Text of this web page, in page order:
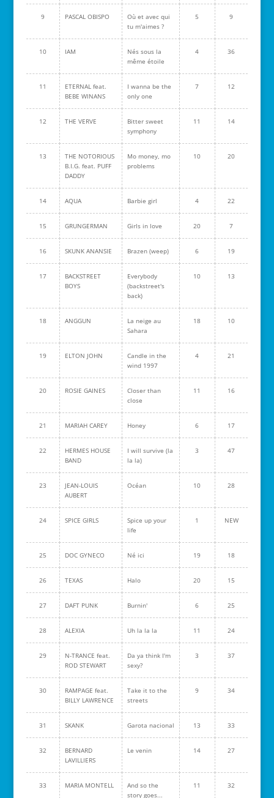
9 PASCAL OBISPO
Où et avec qui
tu m'aimes ?
5 9
10 IAM
Nés sous la
même étoile
4 36
11
ETERNAL feat.
BEBE WINANS
I wanna be the
only one
7 12
12 THE VERVE
Bitter sweet
symphony
11 14
13
THE NOTORIOUS
B.I.G. feat. PUFF
DADDY
Mo money, mo
problems
10 20
14 AQUA Barbie girl 4 22
15 GRUNGERMAN Girls in love 20 7
16 SKUNK ANANSIE Brazen (weep) 6 19
17
BACKSTREET
BOYS
Everybody
(backstreet's
back)
10 13
18 ANGGUN
La neige au
Sahara
18 10
19 ELTON JOHN
Candle in the
wind 1997
4 21
20 ROSIE GAINES
Closer than
close
11 16
21 MARIAH CAREY Honey 6 17
22
HERMES HOUSE
BAND
I will survive (la
la la)
3 47
23
JEAN-LOUIS
AUBERT
Océan 10 28
24 SPICE GIRLS
Spice up your
life
1 NEW
25 DOC GYNECO Né ici 19 18
26 TEXAS Halo 20 15
27 DAFT PUNK Burnin' 6 25
28 ALEXIA Uh la la la 11 24
29
N-TRANCE feat.
ROD STEWART
Da ya think I'm
sexy?
3 37
30
RAMPAGE feat.
BILLY LAWRENCE
Take it to the
streets
9 34
31 SKANK Garota nacional 13 33
32
BERNARD
LAVILLIERS
Le venin 14 27
33 MARIA MONTELL
And so the
story goes...
11 32